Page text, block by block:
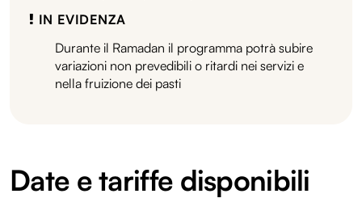
IN EVIDENZA
Durante il Ramadan il programma potrà subire
variazioni non prevedibili o ritardi nei servizi e
nella fruizione dei pasti
Date e tariffe disponibili